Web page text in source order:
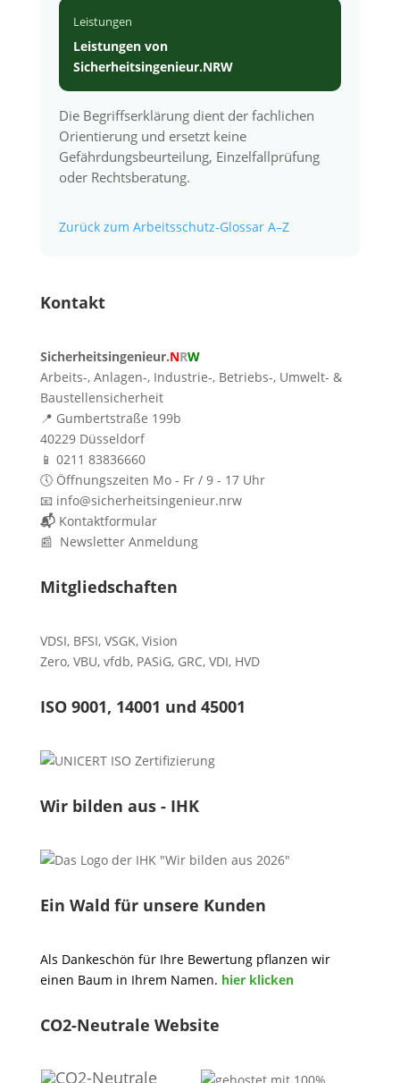
Leistungen
Leistungen von
Sicherheitsingenieur.NRW
Die Begriffserklärung dient der fachlichen
Orientierung und ersetzt keine
Gefährdungsbeurteilung, Einzelfallprüfung
oder Rechtsberatung.
Zurück zum Arbeitsschutz-Glossar A–Z
Kontakt
Sicherheitsingenieur.NRW
Arbeits-, Anlagen-, Industrie-, Betriebs-, Umwelt- &
Baustellensicherheit
📍 Gumbertstraße 199b
40229 Düsseldorf
📱 0211 83836660
🕔 Öffnungszeiten Mo - Fr / 9 - 17 Uhr
📧 info@sicherheitsingenieur.nrw
📬 Kontaktformular
📰 Newsletter Anmeldung
Mitgliedschaften
VDSI, BFSI, VSGK, Vision
Zero, VBU, vfdb, PASiG, GRC, VDI, HVD
ISO 9001, 14001 und 45001
Wir bilden aus - IHK
Ein Wald für unsere Kunden
Als Dankeschön für Ihre Bewertung pflanzen wir
einen Baum in Ihrem Namen. hier klicken
CO2-Neutrale Website